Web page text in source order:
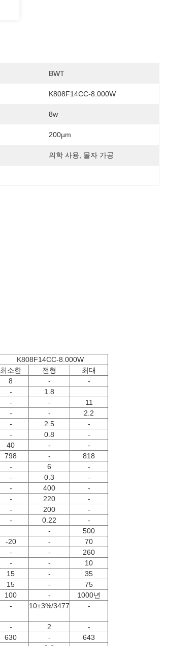
BWT
K808F14CC-8.000W
8w
200µm
의학 사용, 물자 가공
K808F14CC-8.000W
최소한
전형
최대
8 -
-
-
1.8
- -
11
- -
2.2
- 2.5
-
- 0.8
-
40 -
-
798 -
818
- 6
-
- 0.3
-
- 400
-
- 220
-
- 200
-
- 0.22
-
-
500
-20 -
70
- -
260
- -
10
15 -
35
15 -
75
100 -
1000년
- 10±3%/3477 -
- 2
-
630 -
643